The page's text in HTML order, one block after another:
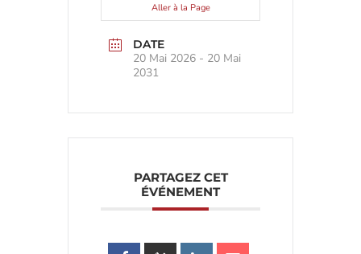
Aller à la Page
DATE
20 Mai 2026 - 20 Mai
2031
PARTAGEZ CET
ÉVÉNEMENT